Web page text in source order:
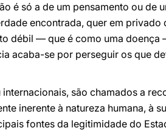
é só a de um pensamento ou de
encontrada, quer em
débil — que é como uma
acaba-se por perseguir os que
são chamados a
inerente à natureza humana, à
fontes da legitimidade do